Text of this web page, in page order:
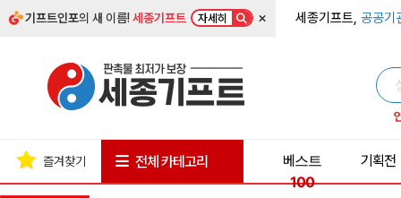
기프트인포의 새 이름!세종기프트 자세히 × 세종기프트, 공공기
즐겨찾기 전체 카테고리
베스트
100
기획전